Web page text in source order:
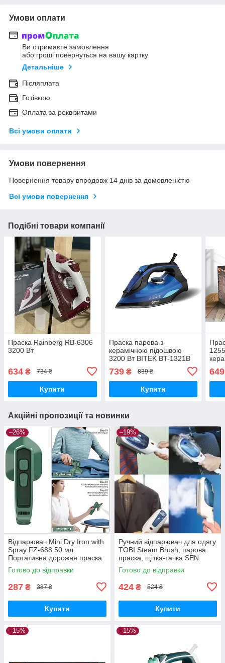
Умови оплати
Ви отримаєте замовлення
або гроші повернуться на вашу картку
Детальніше
Післяплата
Готівкою
Оплата за реквізитами
Всі умови оплати
Умови повернення
Повернення товару впродовж 14 днів за домовленістю
Всі умови повернення
Подібні товари компанії
Праска Rainberg RB-6306
3200 Вт
634 ₴ 734 ₴
Купити
Праска парова з
керамічною підошвою
3200 Вт BITEK BT-1321B
739₴ 839 ₴
Купити
649
Акційні пропозиції та новинки
–26%
Відпарювач Mini Dry Iron with
Spray FZ-688 50 мл
Портативна дорожня праска
з парою (2483)
Готово до відправки
287 ₴ 387 ₴
Купити
–19%
Ручний відпарювач для одягу
TOBI Steam Brush, парова
праска, щітка-тачка SEN
Готово до відправки
424 ₴ 524 ₴
Купити
–15% –15%